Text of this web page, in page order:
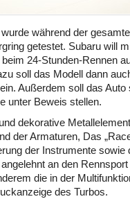
während der
getestet. Subaru will
24-Stunden-Rennen
soll das Modell dann
Außerdem soll das Auto
unter Beweis stellen.
dekorative
der Armaturen, Das
der Instrumente sowie
an den
die in der
des Turbos.